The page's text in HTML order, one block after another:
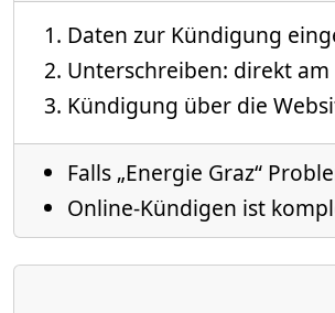
Daten zur Kündigung
Unterschreiben: direkt
Kündigung über die
Falls „Energie Graz“
Online-Kündigen ist